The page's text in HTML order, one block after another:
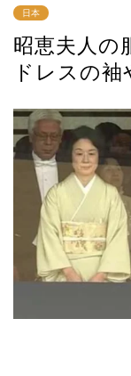
日本
昭恵夫人の
ドレスの